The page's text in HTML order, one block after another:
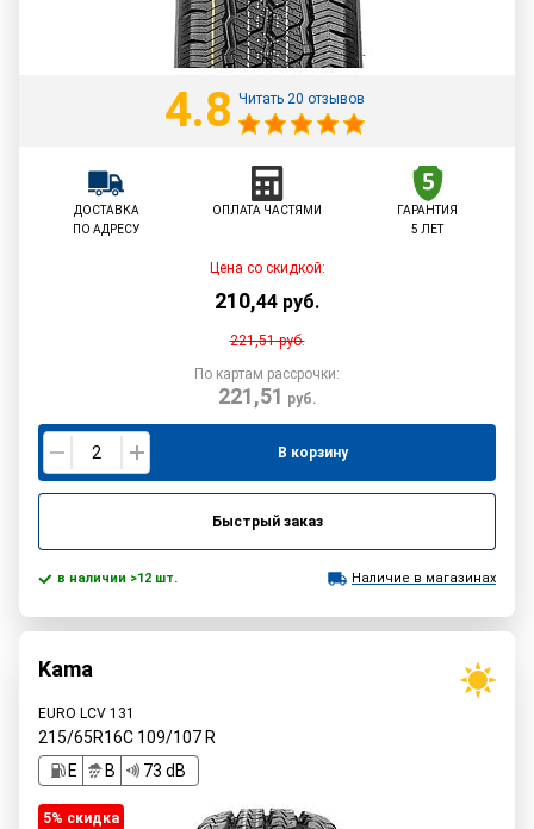
4.8 Читать 20 отзывов
ДОСТАВКА
ПО АДРЕСУ
ОПЛАТА ЧАСТЯМИ
ГАРАНТИЯ
5 ЛЕТ
Цена со скидкой:
210,44 руб.
221,51руб.
По картам рассрочки:
221,51 руб.
В корзину
Быстрый заказ
в наличии >12 шт. Наличие в магазинах
Kama
EURO LCV 131
215/65R16C 109/107R
E
B 73 dB
5% cкидка